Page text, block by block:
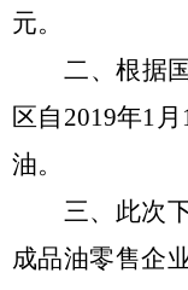
元。
二、根据
区自2019年1
油。
三、 此次
成品油零售企